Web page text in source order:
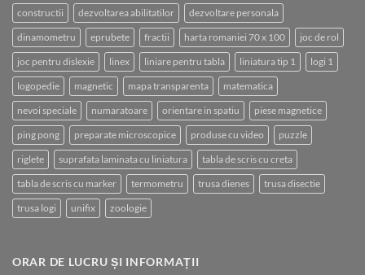
constructii dezvoltarea abilitatilor dezvoltare personala
dinamometru eprubete fractii harta romaniei 70 x 100 joc de rol
joc pentru dislexie linex liniare pentru tabla liniatura tip 1 logi 1
logopedie magnetic mapa transparenta matematica
nevoi speciale numaratoare orientare in spatiu piese magnetice
ping pong preparate microscopice produse cu video puzzle
riglete suprafata laminata cu liniatura tabla de scris cu creta
tabla de scris cu marker termometru trusa dienes trusa disectie
trusa logi unifix zoologie
ORAR DE LUCRU ȘI INFORMAȚII